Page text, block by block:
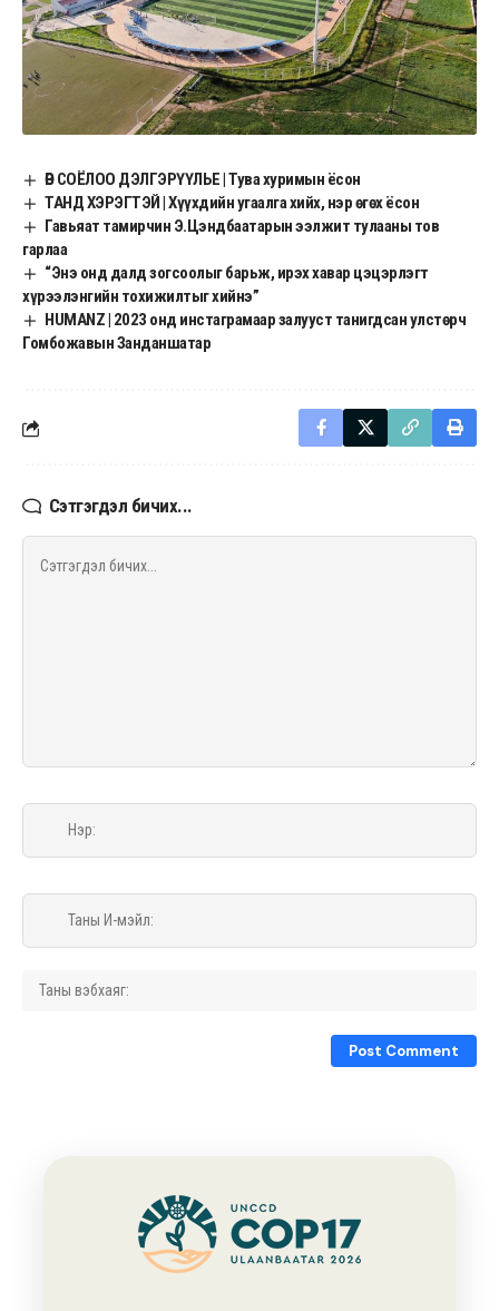
ӨВ СОЁЛОО ДЭЛГЭРҮҮЛЬЕ | Тува хуримын ёсон
ТАНД ХЭРЭГТЭЙ | Хүүхдийн угаалга хийх, нэр өгөх ёсон
Гавьяат тамирчин Э.Цэндбаатарын ээлжит тулааны тов
гарлаа
“Энэ онд далд зогсоолыг барьж, ирэх хавар цэцэрлэгт
хүрээлэнгийн тохижилтыг хийнэ”
HUMANZ | 2023 онд инстаграмаар залууст танигдсан улстөрч
Гомбожавын Занданшатар
Сэтгэгдэл бичих...